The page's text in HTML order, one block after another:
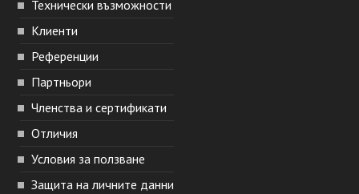
Технически възможности
Клиенти
Референции
Партньори
Членства и сертификати
Отличия
Условия за ползване
Защита на личните данни